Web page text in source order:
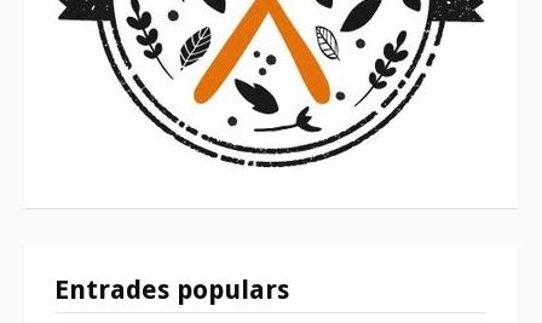
Entrades populars